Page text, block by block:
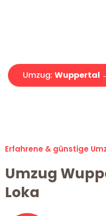
Umzug: Wuppertal
Erfahrene & günstige
Umzug
Loka